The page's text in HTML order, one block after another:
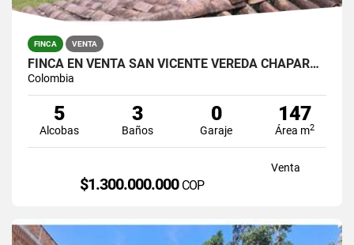
FINCA VENTA
FINCA EN VENTA SAN VICENTE VEREDA CHAPARRAL SOLO CONTADO
Colombia
5
Alcobas
3
Baños
0
Garaje
147
Área m2
Venta
$1.300.000.000 COP